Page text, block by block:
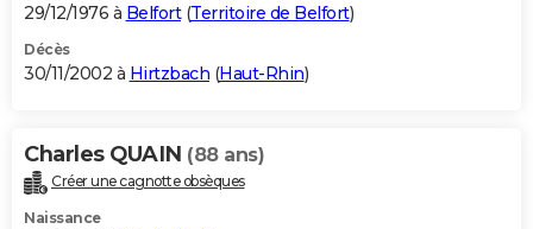
29/12/1976 à Belfort(Territoire de Belfort)
Décès
30/11/2002 à Hirtzbach (Haut-Rhin)
Charles QUAIN (88 ans)
Créer une cagnotte obsèques
Naissance